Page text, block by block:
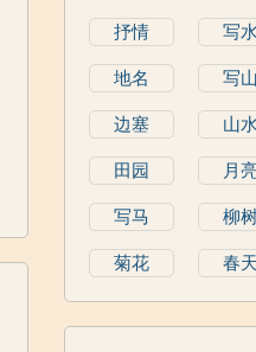
抒情 写水
地名 写山
边塞 山水
田园 月
写马 柳
菊花 春天